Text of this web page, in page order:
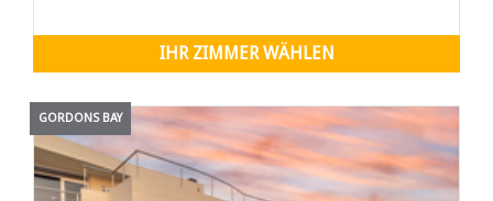
IHR ZIMMER WÄHLEN
GORDONS BAY